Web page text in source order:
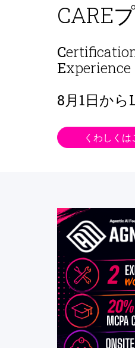
CARE
C
Experience
8月1日から
くわしくは